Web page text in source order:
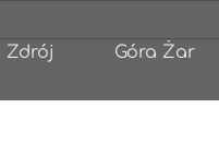
Zdrój Góra Żar